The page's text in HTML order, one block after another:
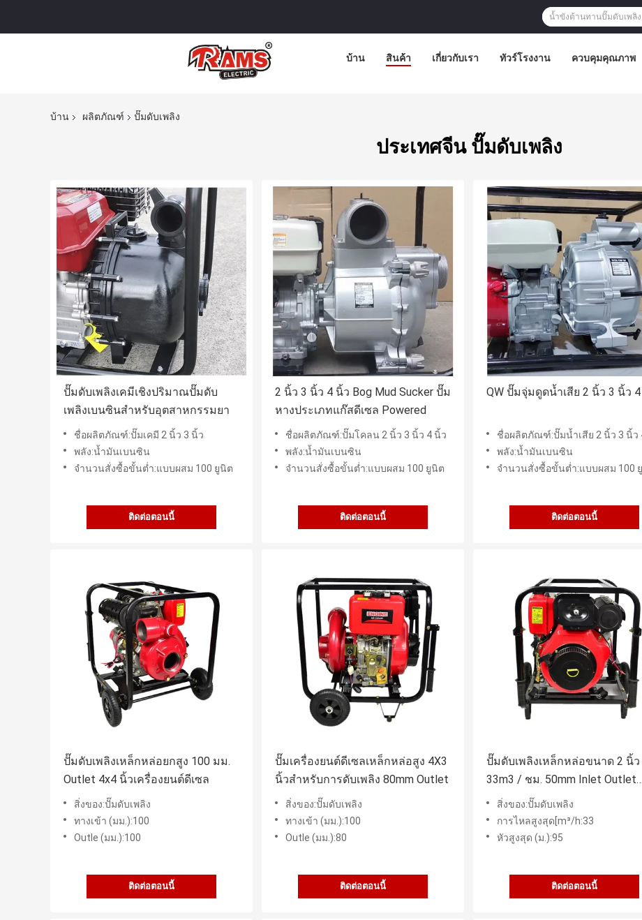
บ้าน สินค้า เกี่ยวกับเรา ทัวร์โรงงาน ควบคุมคุณภาพ
บ้าน ผลิตภัณฑ์ ปั๊มดับเพลิง
ประเทศจีน ปั๊มดับเพลิง
ปั๊มดับเพลิงเคมีเชิงปริมาณปั๊มดับ
เพลิงเบนซินสำหรับอุตสาหกรรมยา
ชื่อผลิตภัณฑ์:ปั๊มเคมี 2 นิ้ว 3 นิ้ว
พลัง:น้ำมันเบนซิน
จำนวนสั่งซื้อขั้นต่ำ:แบบผสม 100 ยูนิต
ติดต่อตอนนี้
2 นิ้ว 3 นิ้ว 4 นิ้ว Bog Mud Sucker ปั๊ม
หางประเภทแก๊สดีเซล Powered
ชื่อผลิตภัณฑ์:ปั๊มโคลน 2 นิ้ว 3 นิ้ว 4 นิ้ว
พลัง:น้ำมันเบนซิน
จำนวนสั่งซื้อขั้นต่ำ:แบบผสม 100 ยูนิต
ติดต่อตอนนี้
QW ปั๊มจุ่มดูดน้ำเสีย 2 นิ้ว 3 นิ้ว
ชื่อผลิตภัณฑ์:ปั๊มน้ำเสีย 2 นิ้ว 3 นิ้ว
พลัง:น้ำมันเบนซิน
จำนวนสั่งซื้อขั้นต่ำ:แบบผสม 100
ติดต่อตอนนี้
ปั๊มดับเพลิงเหล็กหล่อยกสูง 100 มม.
Outlet 4x4 นิ้วเครื่องยนต์ดีเซล
สิ่งของ:ปั๊มดับเพลิง
ทางเข้า (มม.):100
Outle (มม.):100
ติดต่อตอนนี้
ปั๊มเครื่องยนต์ดีเซลเหล็กหล่อสูง 4X3
นิ้วสำหรับการดับเพลิง 80mm Outlet
สิ่งของ:ปั๊มดับเพลิง
ทางเข้า (มม.):100
Outle (มม.):80
ติดต่อตอนนี้
ปั๊มดับเพลิงเหล็กหล่อขนาด 2 นิ้ว
33m3 / ชม. 50mm Inlet Outlet
เครื่องยนต์ดีเซล
สิ่งของ:ปั๊มดับเพลิง
การไหลสูงสุด[m³/h:33
หัวสูงสุด (ม.):95
ติดต่อตอนนี้